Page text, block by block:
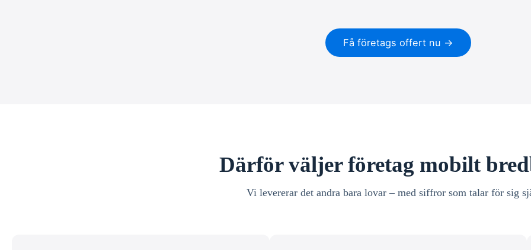
Få företags offert nu →
Därför väljer företag mobilt
Vi levererar det andra bara lovar – med siffror som talar för sig